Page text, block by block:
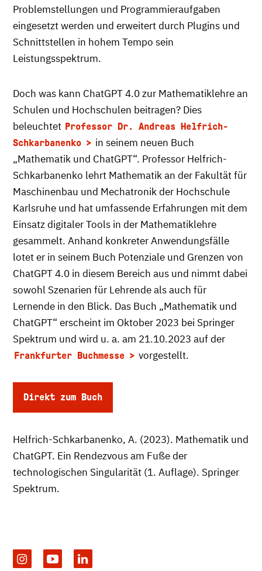
Problemstellungen und Programmieraufgaben
eingesetzt werden und erweitert durch Plugins und
Schnittstellen in hohem Tempo sein
Leistungsspektrum.
Doch was kann ChatGPT 4.0 zur Mathematiklehre an
Schulen und Hochschulen beitragen? Dies
beleuchtet Professor Dr. Andreas Helfrich-
Schkarbanenko
in seinem neuen Buch
„Mathematik und ChatGPT“. Professor Helfrich-
Schkarbanenko lehrt Mathematik an der Fakultät für
Maschinenbau und Mechatronik der Hochschule
Karlsruhe und hat umfassende Erfahrungen mit dem
Einsatz digitaler Tools in der Mathematiklehre
gesammelt. Anhand konkreter Anwendungsfälle
lotet er in seinem Buch Potenziale und Grenzen von
ChatGPT 4.0 in diesem Bereich aus und nimmt dabei
sowohl Szenarien für Lehrende als auch für
Lernende in den Blick. Das Buch „Mathematik und
ChatGPT“ erscheint im Oktober 2023 bei Springer
Spektrum und wird u. a. am 21.10.2023 auf der
Frankfurter Buchmesse vorgestellt.
Direkt zum Buch
Helfrich-Schkarbanenko, A. (2023). Mathematik und
ChatGPT. Ein Rendezvous am Fuße der
technologischen Singularität (1. Auflage). Springer
Spektrum.